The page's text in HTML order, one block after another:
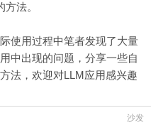
法。
使用过程中笔者发现了大量
中出现的问题，分享一些自
法，欢迎对LLM应用感兴趣
沙发